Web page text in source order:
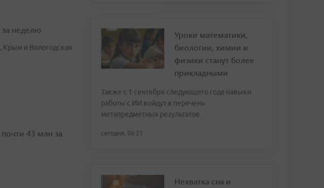
неделю
Крым и Вологодская
43 млн за
Уроки математики,
биологии, химии и
физики станут более
прикладными
Также с 1 сентября следующего года навыки
работы с ИИ войдут в перечень
метапредметных результатов
сегодня, 06:21
Нехватка сна и